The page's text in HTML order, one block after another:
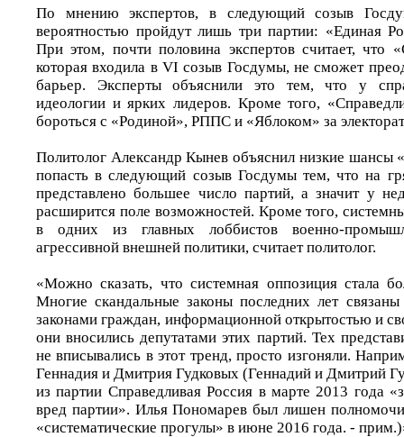
По мнению экспертов, в следующий созыв
вероятностью пройдут лишь три партии: «Единая
При этом, почти половина экспертов считает, что
которая входила в VI созыв Госдумы, не сможет
барьер. Эксперты объяснили это тем, что у
идеологии и ярких лидеров. Кроме того,
бороться с «Родиной», РППС и «Яблоком» за
Политолог Александр Кынев объяснил низкие шансы
попасть в следующий созыв Госдумы тем, что на
представлено большее число партий, а значит у
расширится поле возможностей. Кроме того,
в одних из главных лоббистов военно-
агрессивной внешней политики, считает политолог.
«Можно сказать, что системная оппозиция стала
Многие скандальные законы последних лет
законами граждан, информационной открытостью и
они вносились депутатами этих партий. Тех
не вписывались в этот тренд, просто изгоняли.
Геннадия и Дмитрия Гудковых (Геннадий и Дмитрий
из партии Справедливая Россия в марте 2013 года
вред партии». Илья Пономарев был лишен
«систематические прогулы» в июне 2016 года. -